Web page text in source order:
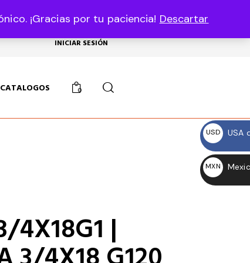
¡Gracias por tu paciencia! Descartar
USD, $
INICIAR SESIÓN
CATALOGOS 0
4X18G1 |
USD
USA
MXN